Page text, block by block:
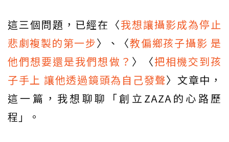
這三個問題，已經在〈我想讓攝影成為停止
悲劇複製的第一步〉、〈教偏鄉孩子攝影 是
他們想要還是我們想做？ 〉〈把相機交到孩
子手上 讓他透過鏡頭為自己發聲〉文章中，
這一篇，我想聊聊「創立ZAZA的心路歷
程」。